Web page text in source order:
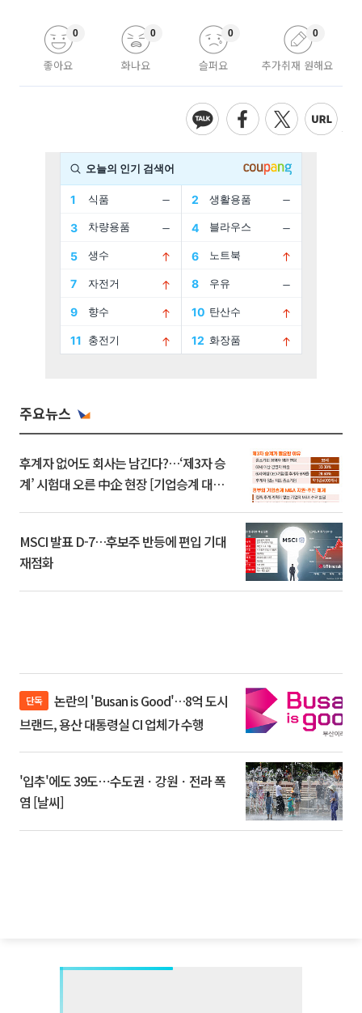
좋아요
0
화나요
0
슬퍼요
0
추가취재 원해요
0
주요뉴스
후계자 없어도 회사는 남긴다?…‘제3자 승
계’ 시험대 오른 中企 현장 [기업승계 대전
MSCI 발표 D-7…후보주 반등에 편입 기대
재점화
단독
브랜드, 용산 대통령실 CI 업체가 수행
'입추'에도 39도⋯수도권ㆍ강원ㆍ전라 폭
염 [날씨]